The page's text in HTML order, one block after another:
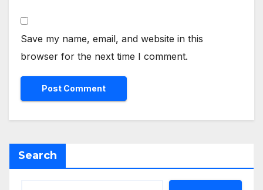
Save my name, email, and website in this
browser for the next time I comment.
Search